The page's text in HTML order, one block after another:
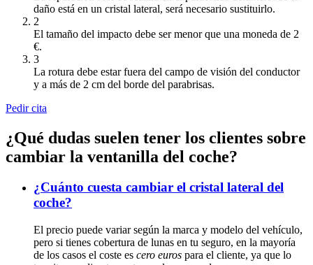
daño está en un cristal lateral, será necesario sustituirlo.
2
El tamaño del impacto debe ser menor que una moneda de 2
€.
3
La rotura debe estar fuera del campo de visión del conductor
y a más de 2 cm del borde del parabrisas.
Pedir cita
¿Qué dudas suelen tener los clientes sobre
cambiar la ventanilla del coche?
¿Cuánto cuesta cambiar el cristal lateral del
coche?
El precio puede variar según la marca y modelo del vehículo,
pero si tienes cobertura de lunas en tu seguro, en la mayoría
de los casos el coste es cero euros para el cliente, ya que lo